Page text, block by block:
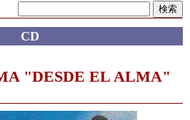
CD
"DESDE EL ALMA"